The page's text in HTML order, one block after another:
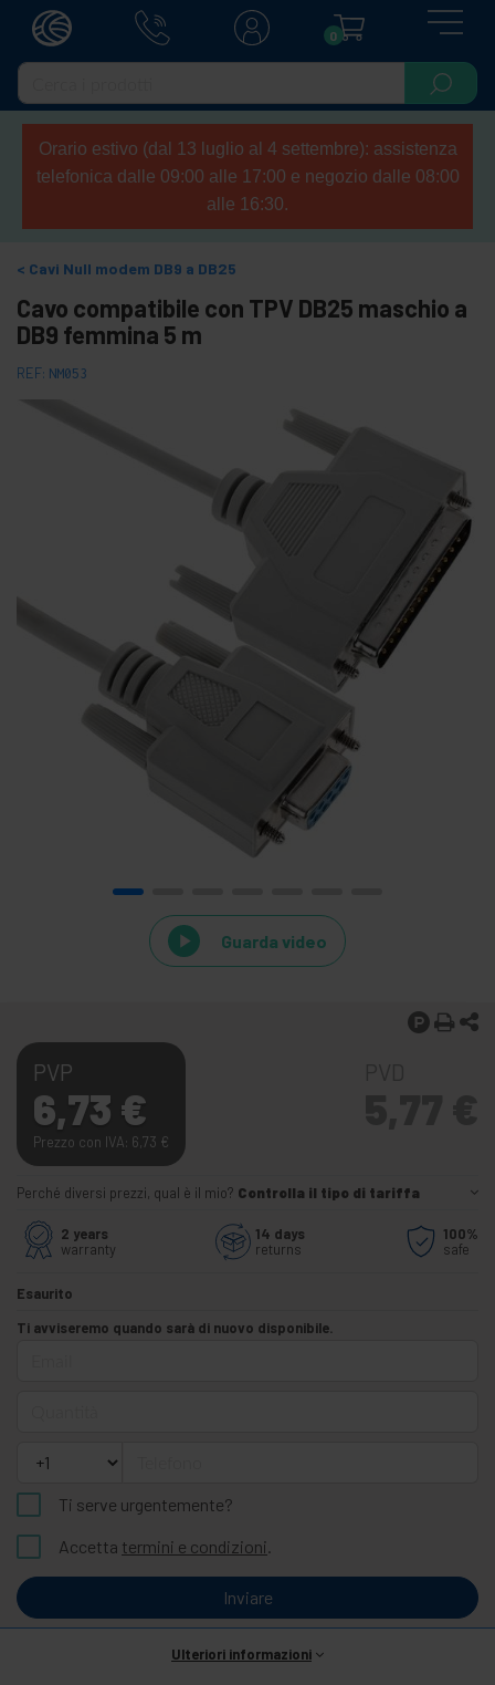
0
Orario estivo (dal 13 luglio al 4 settembre): assistenza
telefonica dalle 09:00 alle 17:00 e negozio dalle 08:00
alle 16:30.
Cavi Null modem DB9 a DB25
Cavo compatibile con TPV DB25 maschio a
DB9 femmina 5 m
REF: NM053
Guarda video
PVP
6,73 €
Prezzo con IVA: 6,73 €
Perché diversi prezzi, qual è il mio? Controlla il tipo di tariffa
2 years
warranty
14 days
returns
100%
safe
Esaurito
Ti avviseremo quando sarà di nuovo disponibile.
Ti serve urgentemente?
Accetta termini e condizioni.
Inviare
Ulteriori informazioni